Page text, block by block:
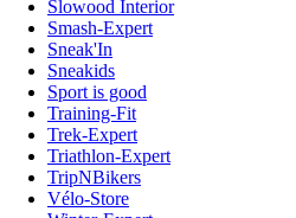
Slowood Interior
Smash-Expert
Sneak'In
Sneakids
Sport is good
Training-Fit
Trek-Expert
Triathlon-Expert
TripNBikers
Vélo-Store